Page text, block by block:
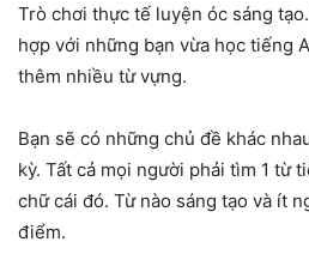
Trò chơi thực tế luyện óc sáng
hợp với những bạn vừa học tiếng
thêm nhiều từ vựng.
Bạn sẽ có những chủ đề khác
kỳ. Tất cả mọi người phải tìm 1 từ
chữ cái đó. Từ nào sáng tạo và ít
điểm.